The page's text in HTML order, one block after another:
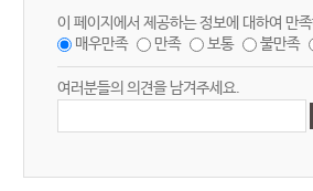
이 페이지에서 제공하는 정보에 대하여 만
매우만족
만족 보통 불만족
여러분들의 의견을 남겨주세요.